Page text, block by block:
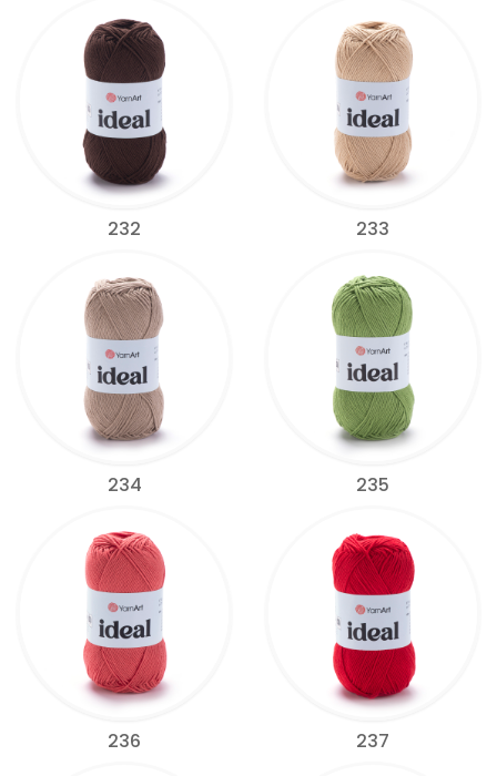
232 233
234 235
236 237